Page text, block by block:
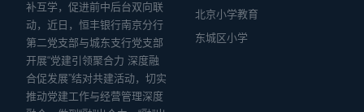
补互学，促进前中后台双向联
动，近日，恒丰银行南京分行
第二党支部与城东支行党支部
开展“党建引领聚合力 深度融
合促发展”结对共建活动，切实
推动党建工作与经营管理深度
北京小学教育
东城区小学